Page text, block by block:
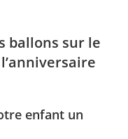
ballons sur le
enfant un